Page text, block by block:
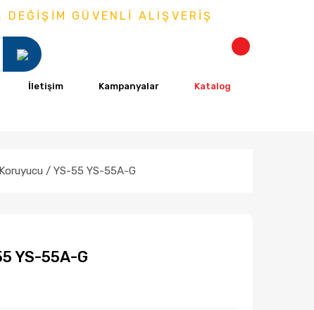
GÜVENLİ ALIŞVERİŞ
İletişim Kampanyalar Katalog
/ YS-55 YS-55A-G
YS-55A-G